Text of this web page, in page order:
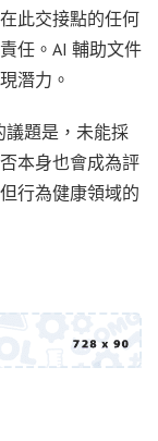
此交接點的任何
任。AI 輔助文件
潛力。
議題是，未能採
本身也會成為評
行為健康領域的